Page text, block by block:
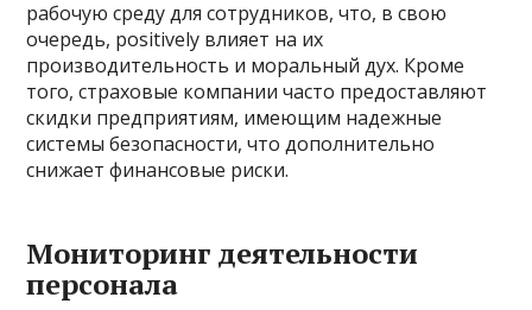
рабочую среду для сотрудников, что, в свою
очередь, positively влияет на их
производительность и моральный дух. Кроме
того, страховые компании часто предоставляют
скидки предприятиям, имеющим надежные
системы безопасности, что дополнительно
снижает финансовые риски.
Мониторинг деятельности
персонала